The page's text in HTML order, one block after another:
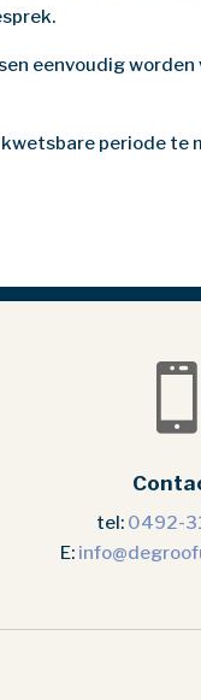
eenvoudig
periode te

tel: 0492-
E: